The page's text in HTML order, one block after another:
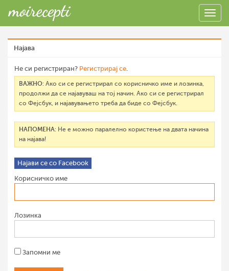
Најава
Не си регистриран? Регистрирај се.
ВАЖНО: Ако си се регистрирал со корисничко име и лозинка,
продолжи да се најавуваш на тој начин. Ако си се регистрирал
со Фејсбук, и најавувањето треба да биде со Фејсбук.
НАПОМЕНА: Не е можно паралелно користење на двата начина
на најава!
Најави се со Facebook
Корисничко име
Лозинка
Запомни ме